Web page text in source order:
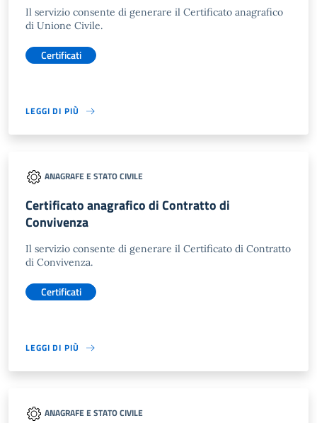
Il servizio consente di generare il Certificato anagrafico
di Unione Civile.
Certificati
LEGGI DI PIÙ
ANAGRAFE E STATO CIVILE
Certificato anagrafico di Contratto di
Convivenza
Il servizio consente di generare il Certificato di Contratto
di Convivenza.
Certificati
LEGGI DI PIÙ
ANAGRAFE E STATO CIVILE